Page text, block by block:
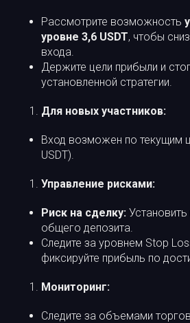
Рассмотрите возможность
уровне 3,6 USDT, чтобы
входа.
Держите цели прибыли и
установленной стратегии.
Для новых участников:
Вход возможен по текущим
USDT).
Управление рисками:
Риск на сделку:
общего депозита.
Следите за уровнем Stop
фиксируйте прибыль по
Мониторинг:
Следите за объемами